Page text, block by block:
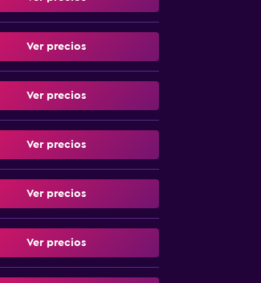
Ver precios
Ver precios
Ver precios
Ver precios
Ver precios